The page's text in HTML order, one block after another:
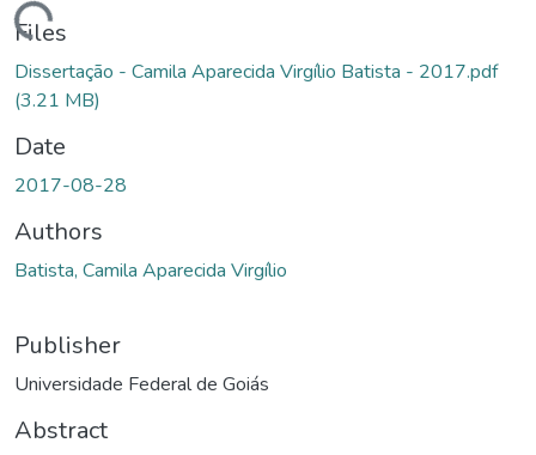
Files
Dissertação - Camila Aparecida Virgílio Batista - 2017.pdf
(3.21 MB)
Date
2017-08-28
Authors
Batista, Camila Aparecida Virgílio
Publisher
Universidade Federal de Goiás
Abstract